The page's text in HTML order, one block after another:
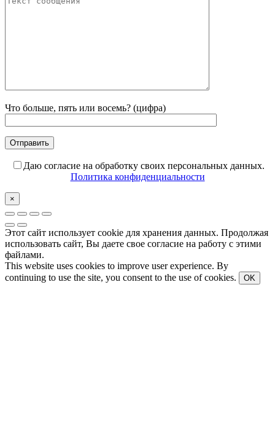
Что больше, пять или восемь? (цифра)
Даю согласие на обработку своих персональных данных.
Политика конфиденциальности
×
Этот сайт использует cookie для хранения данных. Продолжая
использовать сайт, Вы даете свое согласие на работу с этими
файлами.
This website uses cookies to improve user experience. By
continuing to use the site, you consent to the use of cookies.
OK